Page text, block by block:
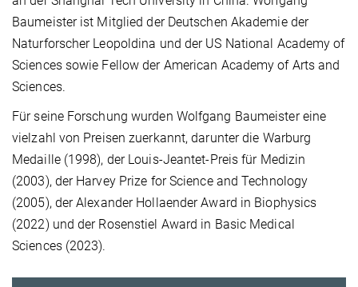
Baumeister ist Mitglied der Deutschen Akademie der
Naturforscher Leopoldina und der US National Academy of
Sciences sowie Fellow der American Academy of Arts and
Sciences.
Für seine Forschung wurden Wolfgang Baumeister eine
vielzahl von Preisen zuerkannt, darunter die Warburg
Medaille (1998), der Louis-Jeantet-Preis für Medizin
(2003), der Harvey Prize for Science and Technology
(2005), der Alexander Hollaender Award in Biophysics
(2022) und der Rosenstiel Award in Basic Medical
Sciences (2023).